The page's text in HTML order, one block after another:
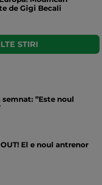
de Gigi Becali
STIRI
”Este noul
El e noul antrenor